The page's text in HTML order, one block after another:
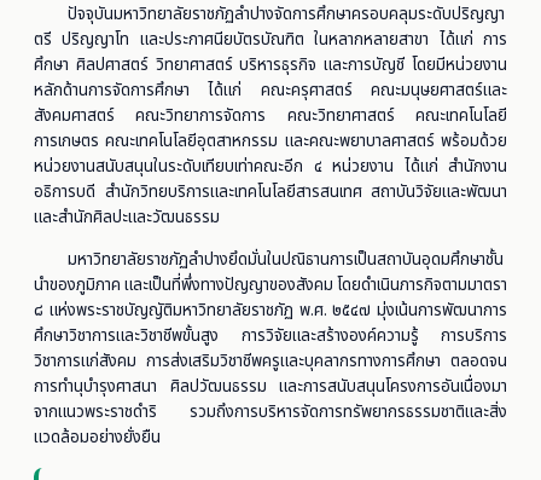
ปัจจุบันมหาวิทยาลัยราชภัฏลำปางจัดการศึกษาครอบคลุมระดับปริญญา
ตรี ปริญญาโท และประกาศนียบัตรบัณฑิต ในหลากหลายสาขา ได้แก่ การ
ศึกษา ศิลปศาสตร์ วิทยาศาสตร์ บริหารธุรกิจ และการบัญชี โดยมีหน่วยงาน
หลักด้านการจัดการศึกษา ได้แก่ คณะครุศาสตร์ คณะมนุษยศาสตร์และ
สังคมศาสตร์ คณะวิทยาการจัดการ คณะวิทยาศาสตร์ คณะเทคโนโลยี
การเกษตร คณะเทคโนโลยีอุตสาหกรรม และคณะพยาบาลศาสตร์ พร้อมด้วย
หน่วยงานสนับสนุนในระดับเทียบเท่าคณะอีก ๔ หน่วยงาน ได้แก่ สำนักงาน
อธิการบดี สำนักวิทยบริการและเทคโนโลยีสารสนเทศ สถาบันวิจัยและพัฒนา
และสำนักศิลปะและวัฒนธรรม
มหาวิทยาลัยราชภัฏลำปางยึดมั่นในปณิธานการเป็นสถาบันอุดมศึกษาชั้น
นำของภูมิภาค และเป็นที่พึ่งทางปัญญาของสังคม โดยดำเนินภารกิจตามมาตรา
๘ แห่งพระราชบัญญัติมหาวิทยาลัยราชภัฏ พ.ศ. ๒๕๔๗ มุ่งเน้นการพัฒนาการ
ศึกษาวิชาการและวิชาชีพขั้นสูง การวิจัยและสร้างองค์ความรู้ การบริการ
วิชาการแก่สังคม การส่งเสริมวิชาชีพครูและบุคลากรทางการศึกษา ตลอดจน
การทำนุบำรุงศาสนา ศิลปวัฒนธรรม และการสนับสนุนโครงการอันเนื่องมา
จากแนวพระราชดำริ รวมถึงการบริหารจัดการทรัพยากรธรรมชาติและสิ่ง
แวดล้อมอย่างยั่งยืน